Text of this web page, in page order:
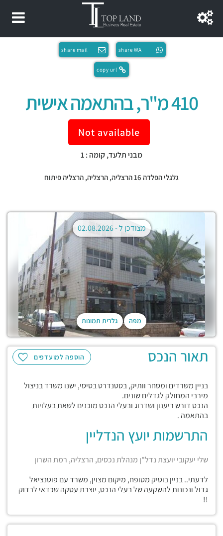
share WA
share mail
copy url
410 מ"ר, בהתאמה אישית
Not available
מבני תלעד, קומה : 1
גלגלי הפלדה 16 הרצליה, הרצליה, הרצליה פיתוח
מפה גלרית תמונות
מצודכן ל -02.08.2026
הוספה למועדפים תאור הנכס
בניין משרדים ומסחר וותיק, בסטנדרט בסיסי, ישנו משרד בניצול
מירבי המחולק לגדלים שונים.
הנכס דורש ריענון ושדרוג ובעלי הנכס מוכנים לשאת בעלויות
בהתאמה .
התרשמות יועץ הנדליין
שלי יעקובי יועצת נדל"ן מנהלת נכסים, הרצליה, רמת השרון
לדעתי.. בניין בוטיק מטופח, מיקום מצוין, משרד עם פוטנציאל
גדול ונכונות להשקעה של בעלי הנכס, יוצרת עסקה שכדאי לבדוק
!!